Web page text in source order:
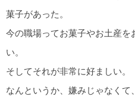
菓子があった。
今の職場ってお菓子やお土産を
い。
そしてそれが非常に好ましい。
なんというか、嫌みじゃなくて